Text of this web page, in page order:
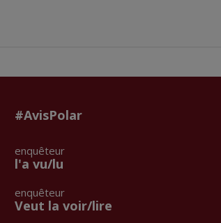
#AvisPolar
enquêteur
l'a vu/lu
enquêteur
Veut la voir/lire